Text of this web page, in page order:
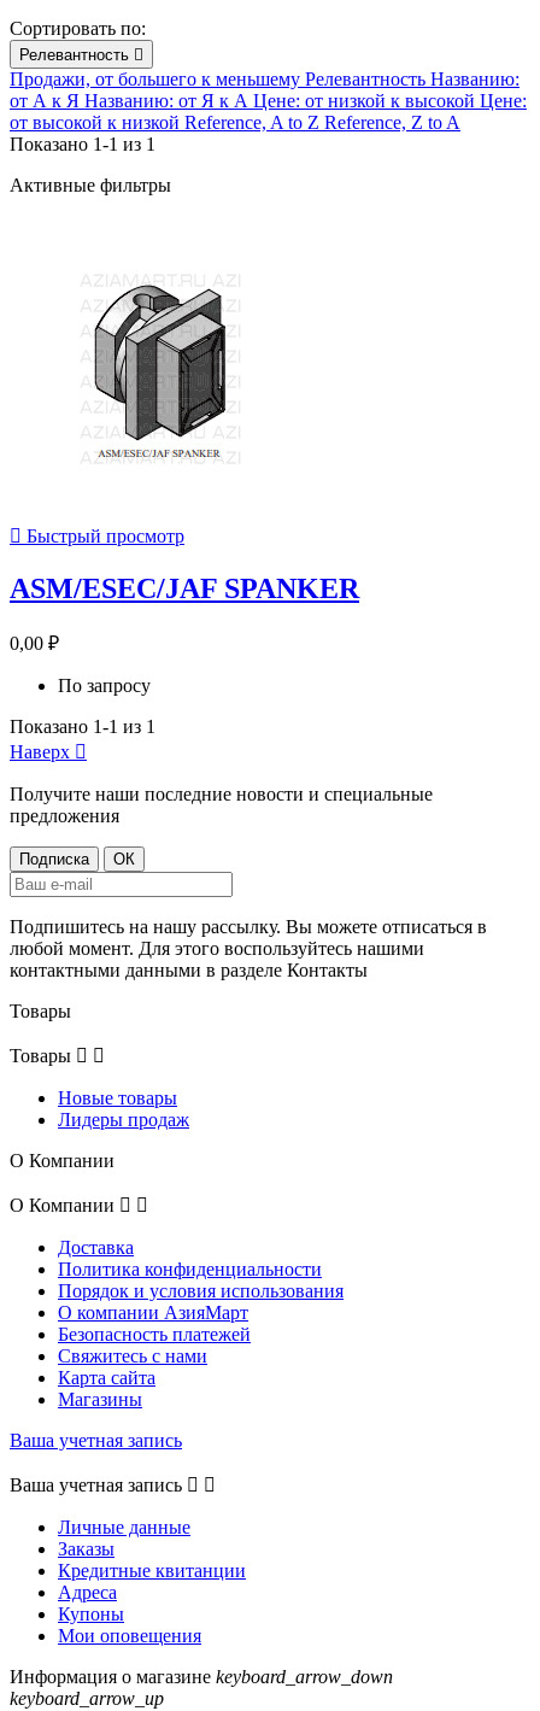
Сортировать по:
Релевантность 
Продажи, от большего к меньшему Релевантность Названию:
от А к Я Названию: от Я к А Цене: от низкой к высокой Цене:
от высокой к низкой Reference, A to Z Reference, Z to A
Показано 1-1 из 1
Активные фильтры
 Быстрый просмотр
ASM/ESEC/JAF SPANKER
0,00 ₽
По запросу
Показано 1-1 из 1
Наверх 
Получите наши последние новости и специальные
предложения
Подпишитесь на нашу рассылку. Вы можете отписаться в
любой момент. Для этого воспользуйтесь нашими
контактными данными в разделе Контакты
Товары
Товары  
Новые товары
Лидеры продаж
О Компании
О Компании  
Доставка
Политика конфиденциальности
Порядок и условия использования
О компании АзияМарт
Безопасность платежей
Свяжитесь с нами
Карта сайта
Магазины
Ваша учетная запись
Ваша учетная запись  
Личные данные
Заказы
Кредитные квитанции
Адреса
Купоны
Мои оповещения
Информация о магазине keyboard_arrow_down
keyboard_arrow_up